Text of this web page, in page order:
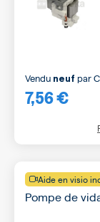
7,56 €
Vendu neuf par
Aide en visio
Pompe de